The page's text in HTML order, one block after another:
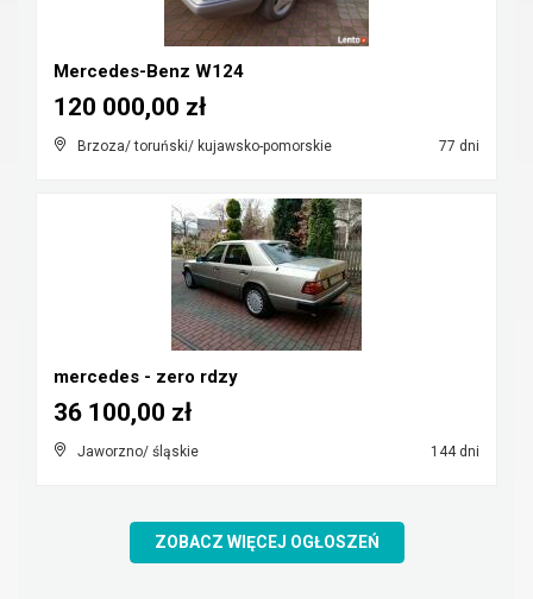
Mercedes-Benz W124
Brzoza/ toruński/ kujawsko-pomorskie 77 dni
120 000,00 zł
mercedes - zero rdzy
Jaworzno/ śląskie 144 dni
36 100,00 zł
ZOBACZ WIĘCEJ OGŁOSZEŃ